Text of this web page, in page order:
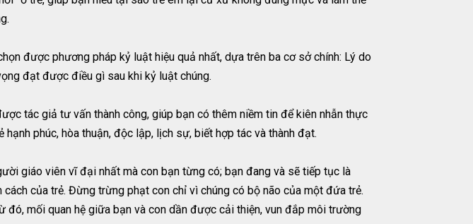
được phương pháp kỷ luật hiệu quả nhất, dựa trên ba cơ sở chính: Lý do
đạt được điều gì sau khi kỷ luật chúng.
tác giả tư vấn thành công, giúp bạn có thêm niềm tin để kiên nhẫn thực
phúc, hòa thuận, độc lập, lịch sự, biết hợp tác và thành đạt.
giáo viên vĩ đại nhất mà con bạn từng có; bạn đang và sẽ tiếp tục là
của trẻ. Đừng trừng phạt con chỉ vì chúng có bộ não của một đứa trẻ.
đó, mối quan hệ giữa bạn và con dần được cải thiện, vun đắp môi trường